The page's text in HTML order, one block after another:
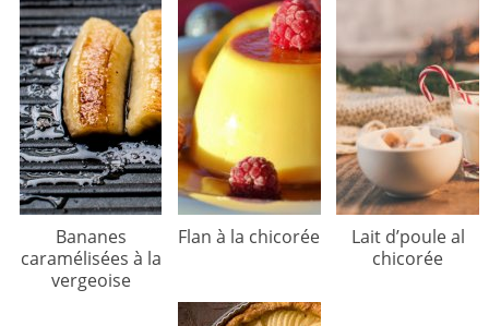
Bananes
caramélisées à la
vergeoise
Flan à la chicorée
Lait d’poule al
chicorée